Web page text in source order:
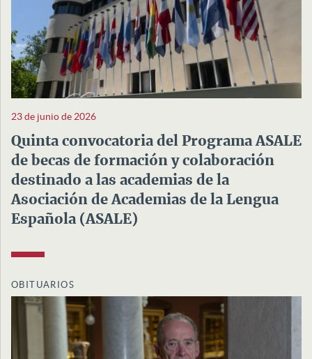
23 de junio de 2026
Quinta convocatoria del Programa ASALE
de becas de formación y colaboración
destinado a las academias de la
Asociación de Academias de la Lengua
Española (ASALE)
OBITUARIOS